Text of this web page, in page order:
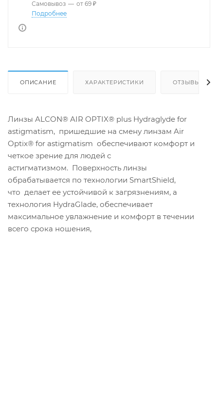
Самовывоз — от 69 ₽
Подробнее
ОПИСАНИЕ ХАРАКТЕРИСТИКИ ОТЗЫВЫ
Линзы ALCON® AIR OPTIX® plus Hydraglyde for
astigmatism, пришедшие на смену линзам Air
Optix® for astigmatism обеспечивают комфорт и
четкое зрение для людей с
астигматизмом. Поверхность линзы
обрабатывается по технологии SmartShield,
что делает ее устойчивой к загрязнениям, а
технология HydraGlade, обеспечивает
максимальное увлажнение и комфорт в течении
всего срока ношения,